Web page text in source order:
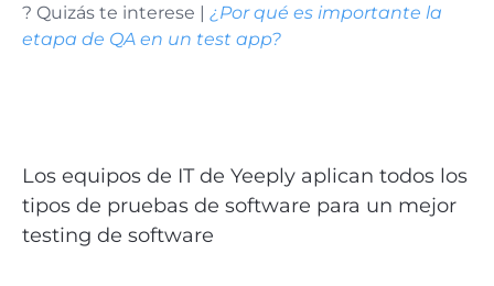
? Quizás te interese | ¿Por qué es importante la
etapa de QA en un test app?
Los equipos de IT de Yeeply aplican todos los
tipos de pruebas de software para un mejor
testing de software